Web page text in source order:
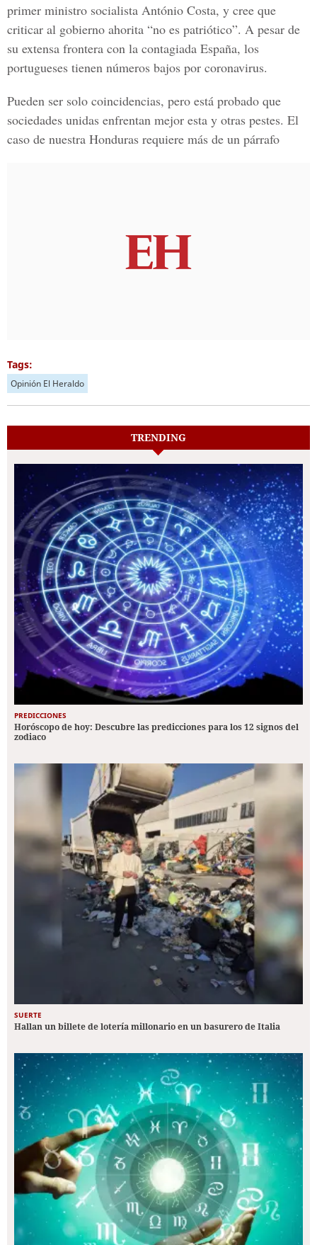
primer ministro socialista António Costa, y cree que
criticar al gobierno ahorita “no es patriótico”. A pesar de
su extensa frontera con la contagiada España, los
portugueses tienen números bajos por coronavirus.
Pueden ser solo coincidencias, pero está probado que
sociedades unidas enfrentan mejor esta y otras pestes. El
caso de nuestra Honduras requiere más de un párrafo
Tags:
Opinión El Heraldo
TRENDING
PREDICCIONES
Horóscopo de hoy: Descubre las predicciones para los 12 signos del
zodiaco
SUERTE
Hallan un billete de lotería millonario en un basurero de Italia